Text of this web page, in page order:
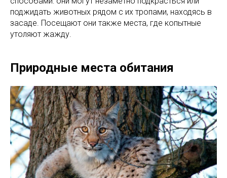
поджидать животных рядом с их тропами, находясь в
засаде. Посещают они также места, где копытные
утоляют жажду.
Природные места обитания